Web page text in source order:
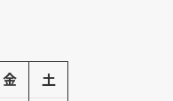
金 土